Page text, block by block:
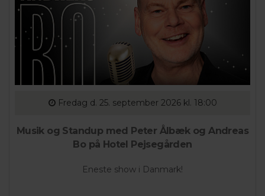
Fredag d. 25. september 2026 kl. 18:00
Musik og Standup med Peter Ålbæk og Andreas
Bo på Hotel Pejsegården
Eneste show i Danmark!